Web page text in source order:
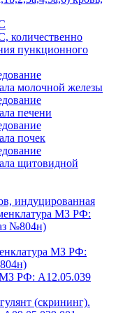
количественно
пункционного
молочной железы
печени
почек
щитовидной
индуцированная
МЗ РФ:
№804н)
МЗ РФ:
РФ: A12.05.039
(скрининг).